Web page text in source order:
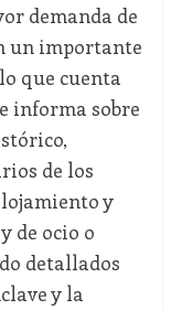
demanda de
un importante
que cuenta
informa sobre
de los
y
de ocio o
detallados
y la